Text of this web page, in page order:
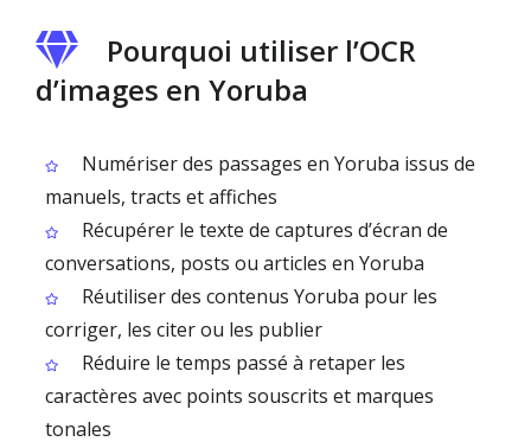
Pourquoi utiliser l’OCR
d’images en Yoruba
Numériser des passages en Yoruba issus de
manuels, tracts et affiches
Récupérer le texte de captures d’écran de
conversations, posts ou articles en Yoruba
Réutiliser des contenus Yoruba pour les
corriger, les citer ou les publier
Réduire le temps passé à retaper les
caractères avec points souscrits et marques
tonales